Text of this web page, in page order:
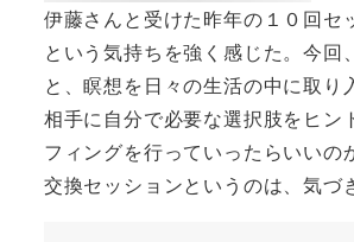
伊藤さんと受けた昨年の１０回セ
という気持ちを強く感じた。今
と、瞑想を日々の生活の中に取
相手に自分で必要な選択肢をヒ
フィングを行っていったらいいの
交換セッションというのは、気づ